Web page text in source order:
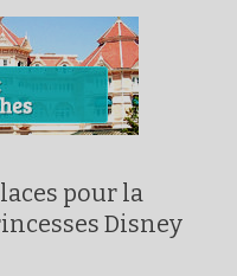
pour la
Disney